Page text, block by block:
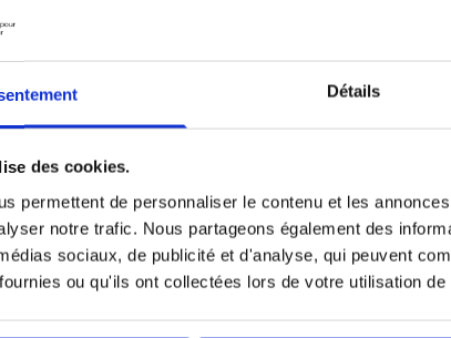
Détails
des cookies.
permettent de personnaliser le contenu et les
notre trafic. Nous partageons également des
sociaux, de publicité et d'analyse, qui peuvent
ou qu'ils ont collectées lors de votre utilisation